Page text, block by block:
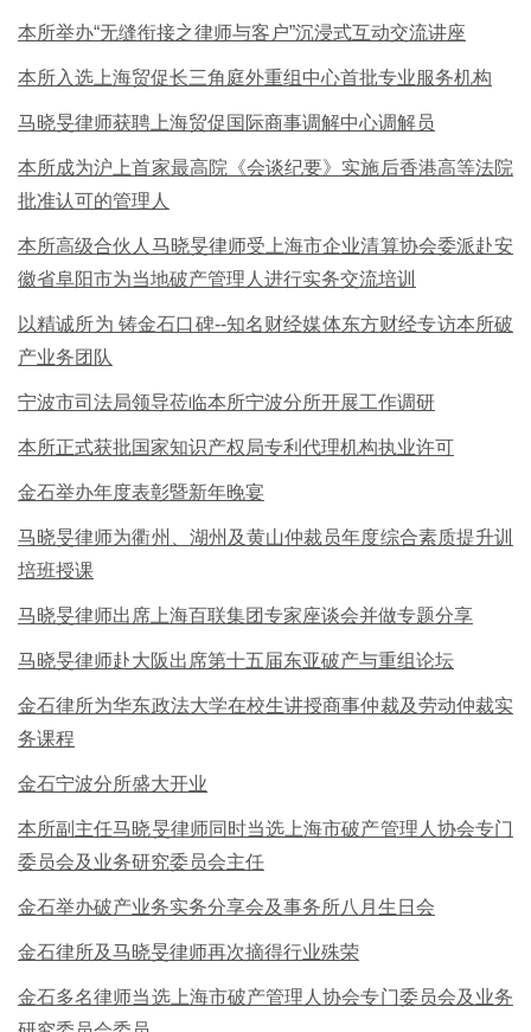
本所举办“无缝衔接之律师与客户”沉浸式互动交流讲座
本所入选上海贸促长三角庭外重组中心首批专业服务机构
马晓旻律师获聘上海贸促国际商事调解中心调解员
本所成为沪上首家最高院《会谈纪要》实施后香港高等法院
批准认可的管理人
本所高级合伙人马晓旻律师受上海市企业清算协会委派赴安
徽省阜阳市为当地破产管理人进行实务交流培训
以精诚所为 铸金石口碑--知名财经媒体东方财经专访本所破
产业务团队
宁波市司法局领导莅临本所宁波分所开展工作调研
本所正式获批国家知识产权局专利代理机构执业许可
金石举办年度表彰暨新年晚宴
马晓旻律师为衢州、湖州及黄山仲裁员年度综合素质提升训
培班授课
马晓旻律师出席上海百联集团专家座谈会并做专题分享
马晓旻律师赴大阪出席第十五届东亚破产与重组论坛
金石律所为华东政法大学在校生讲授商事仲裁及劳动仲裁实
务课程
金石宁波分所盛大开业
本所副主任马晓旻律师同时当选上海市破产管理人协会专门
委员会及业务研究委员会主任
金石举办破产业务实务分享会及事务所八月生日会
金石律所及马晓旻律师再次摘得行业殊荣
金石多名律师当选上海市破产管理人协会专门委员会及业务